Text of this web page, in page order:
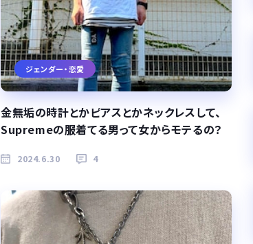
ジェンダー・恋愛
金無垢の時計とかピアスとかネックレスして、
Supremeの服着てる男って女からモテるの？
2024.6.30 4